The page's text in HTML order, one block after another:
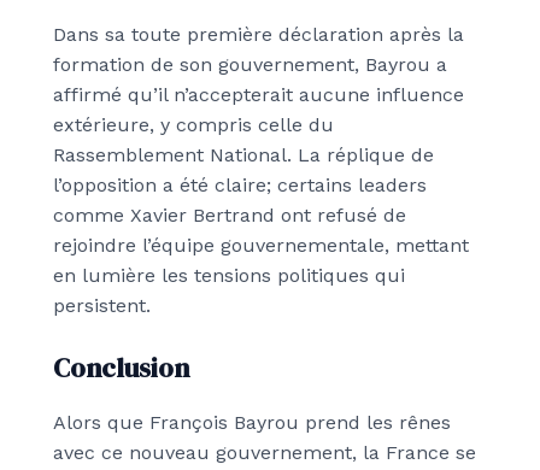
Dans sa toute première déclaration après la
formation de son gouvernement, Bayrou a
affirmé qu’il n’accepterait aucune influence
extérieure, y compris celle du
Rassemblement National. La réplique de
l’opposition a été claire; certains leaders
comme Xavier Bertrand ont refusé de
rejoindre l’équipe gouvernementale, mettant
en lumière les tensions politiques qui
persistent.
Conclusion
Alors que François Bayrou prend les rênes
avec ce nouveau gouvernement, la France se